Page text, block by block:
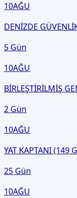
10AĞU
DENİZDE
5 Gün
10AĞU
BİRLEŞTİRİLMİŞ
2 Gün
10AĞU
YAT KAPTANI (149
25 Gün
10AĞU